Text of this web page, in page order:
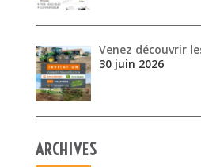
Venez découvrir
30 juin 2026
ARCHIVES